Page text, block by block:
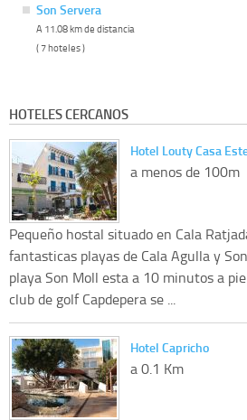
Son Servera
A 11.08 km de distancia
( 7 hoteles )
HOTELES CERCANOS
Hotel Louty Casa
a menos de 100m
Pequeño hostal situado en Cala
fantasticas playas de Cala Agulla y
playa Son Moll esta a 10 minutos a
club de golf Capdepera se ...
Hotel Capricho
a 0.1 Km